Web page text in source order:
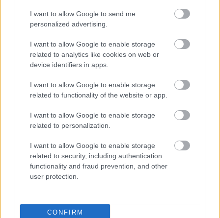
I want to allow Google to send me
personalized advertising.
I want to allow Google to enable storage
related to analytics like cookies on web or
device identifiers in apps.
I want to allow Google to enable storage
related to functionality of the website or app.
I want to allow Google to enable storage
related to personalization.
I want to allow Google to enable storage
related to security, including authentication
functionality and fraud prevention, and other
user protection.
CONFIRM
El Alavés ha destituido a Pablo Machín y anunciado la llegada de
Abelardo hasta final de temporada. Será la segunda etapa del asturiano
en el banquillo vitoriano. Analizamos este cambio de entrenador y su
Leer más »